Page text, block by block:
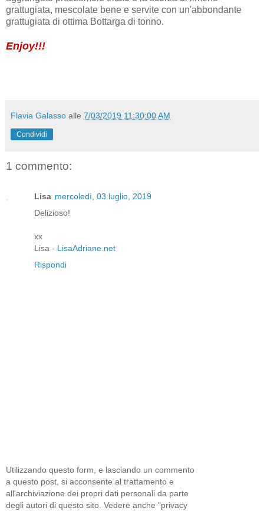
grattugiata, mescolate bene e servite con un'abbondante
grattugiata di ottima Bottarga di tonno.
Enjoy!!!
Flavia Galasso alle 7/03/2019 11:30:00 AM
Condividi
1 commento:
Lisa mercoledì, 03 luglio, 2019
Delizioso!
xx
Lisa - LisaAdriane.net
Rispondi
Utilizzando questo form, e lasciando un commento
a questo post, si acconsente al trattamento e
all'archiviazione dei propri dati personali da parte
degli autori di questo sito. Vedere anche "privacy